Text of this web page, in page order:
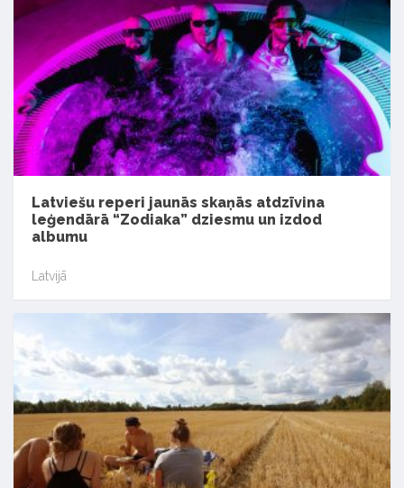
Latviešu reperi jaunās skaņās atdzīvina
leģendārā “Zodiaka” dziesmu un izdod
albumu
Latvijā